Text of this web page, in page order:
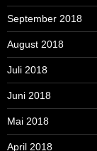
September 2018
August 2018
Juli 2018
Juni 2018
Mai 2018
April 2018